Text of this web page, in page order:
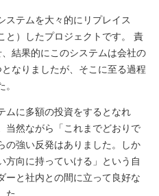
ステムを大々的にリプレイス
と）したプロジェクトです。 責
結果的にこのシステムは会社の
なりましたが、そこに至る過程
ムに多額の投資をするとなれ
当然ながら「これまでどおりで
の強い反発はありました。しか
方向に持っていける」という自
ーと社内との間に立って良好な
。